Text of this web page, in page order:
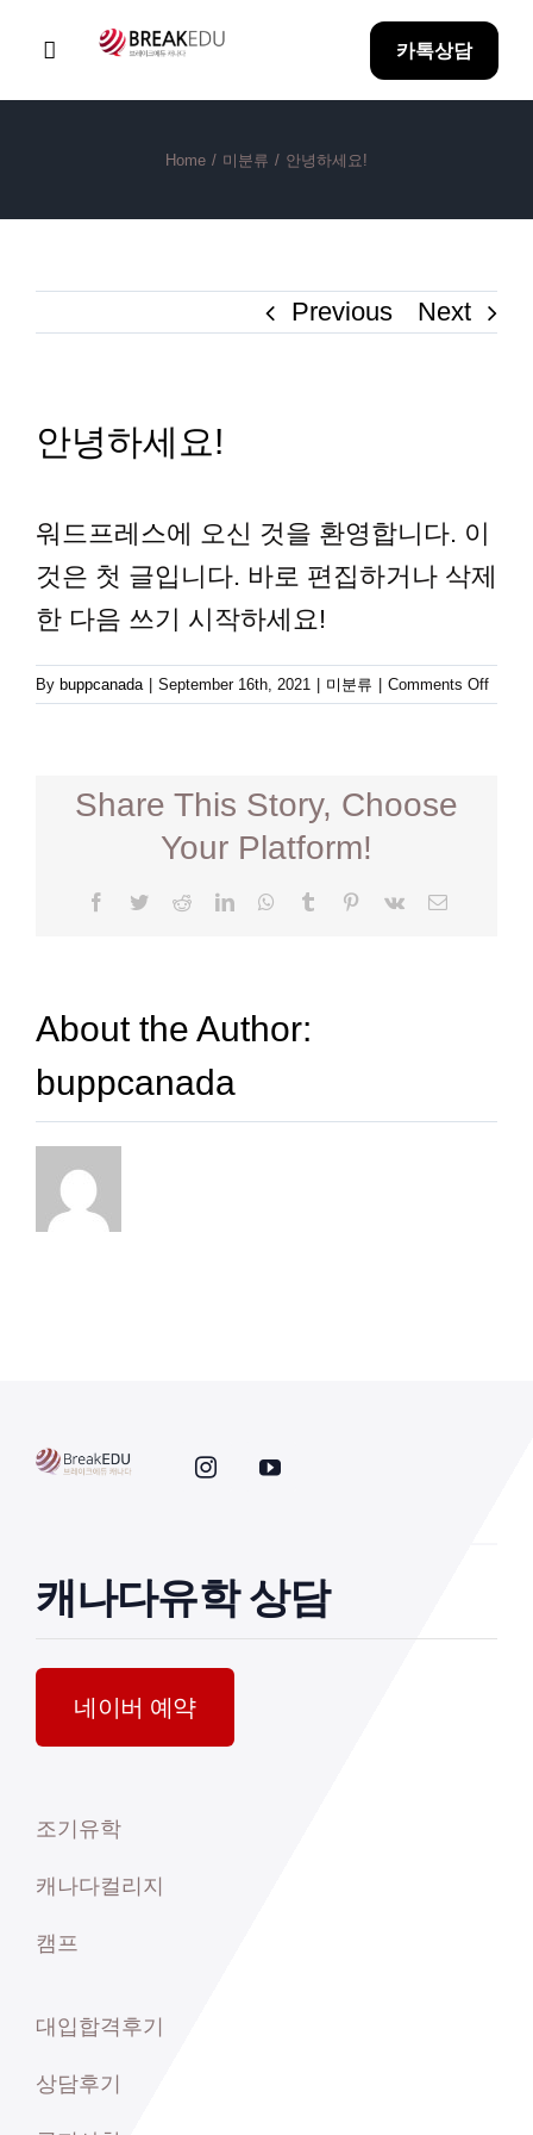
content
Toggle
Home
아이혼자유학
영어캠프
커뮤니티
카톡상담
Home / 미분류 / 안녕하세요!
Previous Next
안녕하세요!
워드프레스에 오신 것을 환영합니다. 이
것은 첫 글입니다. 바로 편집하거나 삭제
한 다음 쓰기 시작하세요!
By buppcanada September 16th, 2021 미분류 Comments Offon
안
Share This Story, Choose
Your Platform!
Facebook
TwitterRedditLinkedInWhatsApp
Tumblr Pinterest
Vk Email
About the Author:
buppcanada
캐나다유학 상담
네이버 예약
조기유학
캐나다컬리지
캠프
대입합격후기
상담후기